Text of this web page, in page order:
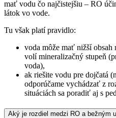
mať vodu čo najčistejšiu – RO
látok vo vode.
Tu však platí pravidlo:
voda môže mať nižší obsah
volímineralizačný stupeň
voda),
ak riešite vodu pre dojčatá
odporúčame vychádzať z
situáciách sa poradiť aj s
Aký je rozdiel medzi RO a bežným